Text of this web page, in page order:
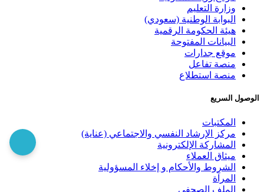
وزارة التعليم
البوابة الوطنية (سعودي)
هيئة الحكومة الرقمية
البيانات المفتوحة
موقع جدارات
منصة تفاعل
منصة استطلاع
الوصول السريع
المكتبات
مركز الإرشاد النفسي والاجتماعي (عناية)
المشاركة الإلكترونية
ميثاق العملاء
الشروط والأحكام و إخلاء المسؤولية
المرآة
الملف الصحفي